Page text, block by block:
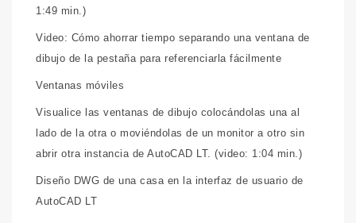
1:49 min.)
Video: Cómo ahorrar tiempo separando una ventana de
dibujo de la pestaña para referenciarla fácilmente
Ventanas móviles
Visualice las ventanas de dibujo colocándolas una al
lado de la otra o moviéndolas de un monitor a otro sin
abrir otra instancia de AutoCAD LT. (video: 1:04 min.)
Diseño DWG de una casa en la interfaz de usuario de
AutoCAD LT